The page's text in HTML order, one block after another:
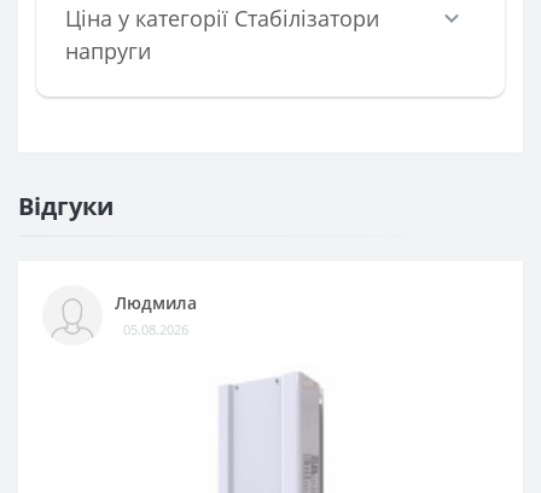
Ціна у категорії Стабілізатори
напруги
Відгуки
Людмила
05.08.2026